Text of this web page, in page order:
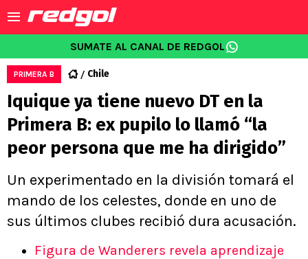
SUMATE AL CANAL DE REDGOL
PRIMERA B Chile
Iquique ya tiene nuevo DT en la
Primera B: ex pupilo lo llamó “la
peor persona que me ha dirigido”
Un experimentado en la división tomará el
mando de los celestes, donde en uno de
sus últimos clubes recibió dura acusación.
Figura de Wanderers revela aprendizaje